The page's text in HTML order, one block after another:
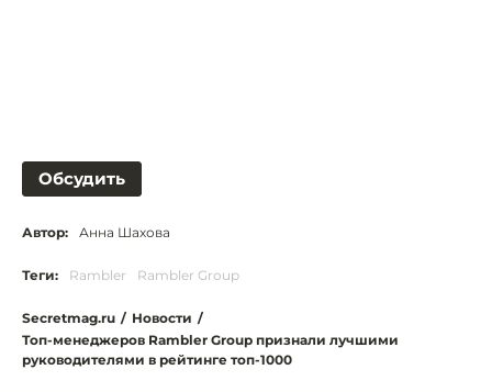
Обсудить
Автор: Анна Шахова
Теги: Rambler Rambler Group
Secretmag.ru / Новости /
Топ-менеджеров Rambler Group признали лучшими
руководителями в рейтинге топ-1000